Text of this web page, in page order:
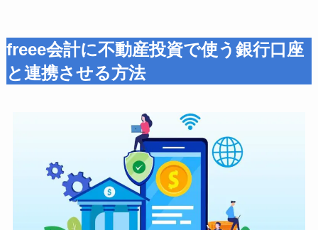
freee会計に不動産投資で使う銀行口座
と連携させる方法